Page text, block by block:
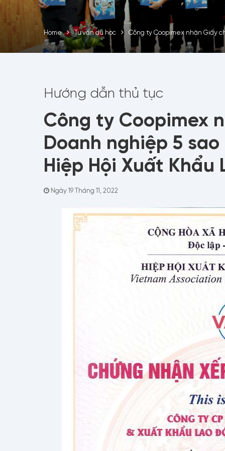
Home Tư vấn du học Công ty Coopimex nhận Giấy
Hướng dẫn thủ tục
Công ty Coopimex
Doanh nghiệp 5 sao
Hiệp Hội Xuất
Ngày 19 Tháng 11, 2022